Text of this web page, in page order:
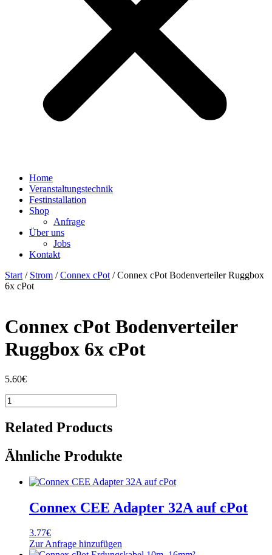
Home
Veranstaltungstechnik
Festinstallation
Shop
Anfrage
Über uns
Jobs
Kontakt
Start / Strom /Connex cPot / Connex cPot Bodenverteiler Ruggbox
6x cPot
Connex cPot Bodenverteiler
Ruggbox 6x cPot
5.60€
Connex
cPot
Bodenverteiler
Ruggbox
cPot
Related Products
Ähnliche Produkte
Connex CEE Adapter 32A auf cPot
3.77€
Zur Anfrage hinzufügen